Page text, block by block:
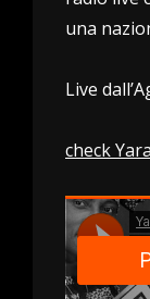
una
Live
check